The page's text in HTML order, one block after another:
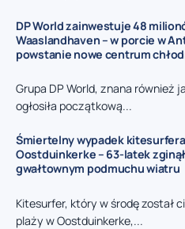
DP World zainwestuje 48
Waaslandhaven – w porcie w
powstanie nowe centrum
Grupa DP World, znana również
ogłosiła początkową...
Śmiertelny wypadek
Oostduinkerke – 63-latek
gwałtownym podmuchu wiatru
Kitesurfer, który w środę został
plaży w Oostduinkerke,...